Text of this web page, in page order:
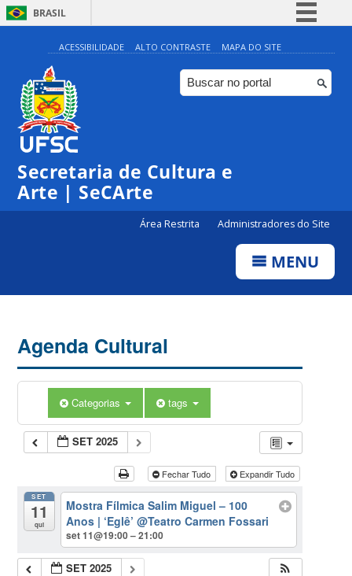
BRASIL
Simplifique!
Comunica BR
Participe
ACESSIBILIDADE ALTO CONTRASTE MAPA DO SITE
Secretaria de Cultura e
Arte | SeCArte
Área Restrita Administradores do Site
MENU
Agenda Cultural
Categorias tags
SET 2025
Fechar Tudo Expandir Tudo
SET
11
qui
Mostra Fílmica Salim Miguel – 100
Anos | ‘Eglê’@Teatro Carmen Fossari
set 11@19:00 – 21:00
SET 2025